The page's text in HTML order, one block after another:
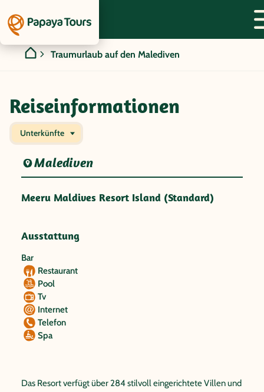
Traumurlaub auf den Malediven
Reiseinformationen
Unterkünfte
Malediven
Meeru Maldives Resort Island (Standard)
Ausstattung
Bar
Restaurant
Pool
Tv
Internet
Telefon
Spa
Das Resort verfügt über 284 stilvoll eingerichtete Villen und